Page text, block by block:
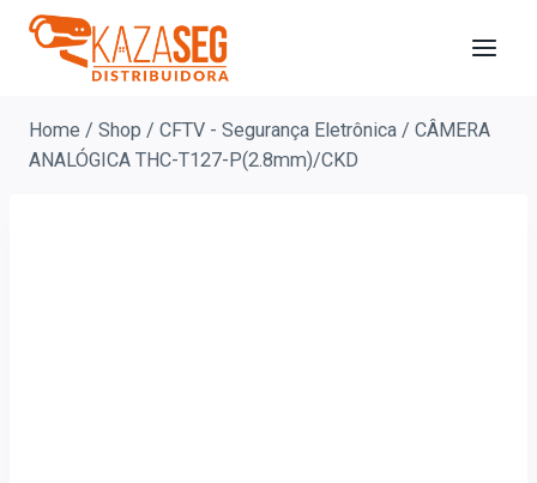
Home / Shop / CFTV - Segurança Eletrônica / CÂMERA
ANALÓGICA THC-T127-P(2.8mm)/CKD